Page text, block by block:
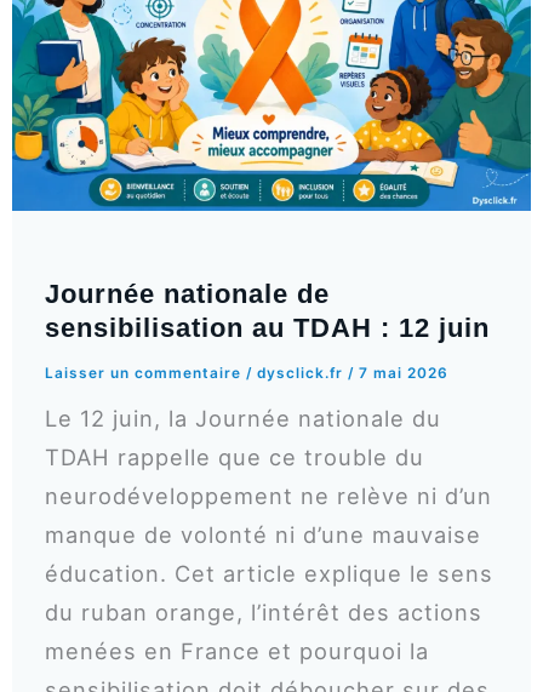
Journée nationale de
sensibilisation au TDAH : 12 juin
Laisser un commentaire /dysclick.fr/7 mai 2026
Le 12 juin, la Journée nationale du
TDAH rappelle que ce trouble du
neurodéveloppement ne relève ni d’un
manque de volonté ni d’une mauvaise
éducation. Cet article explique le sens
du ruban orange, l’intérêt des actions
menées en France et pourquoi la